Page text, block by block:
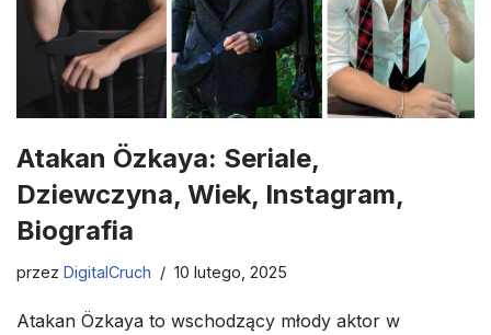
Atakan Özkaya: Seriale,
Dziewczyna, Wiek, Instagram,
Biografia
przez DigitalCruch 10 lutego, 2025
Atakan Özkaya to wschodzący młody aktor w